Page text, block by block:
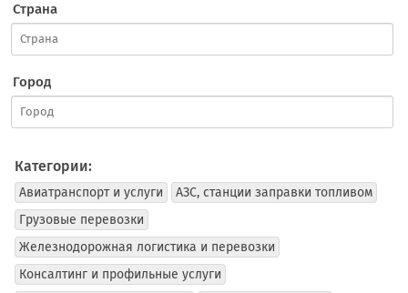
Страна
Город
Категории:
Авиатранспорт и услуги
АЗС, станции заправки топливом
Грузовые перевозки
Железнодорожная логистика и перевозки
Консалтинг и профильные услуги